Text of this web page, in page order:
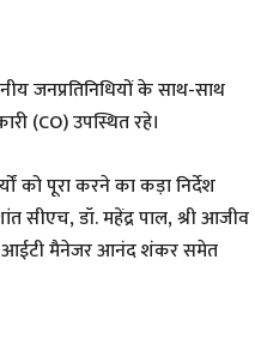
जनप्रतिनिधियों के साथ-साथ
(CO) उपस्थित रहे।
को पूरा करने का कड़ा निर्देश
सीएच, डॉ. महेंद्र पाल, श्री आजीव
आईटी मैनेजर आनंद शंकर समेत